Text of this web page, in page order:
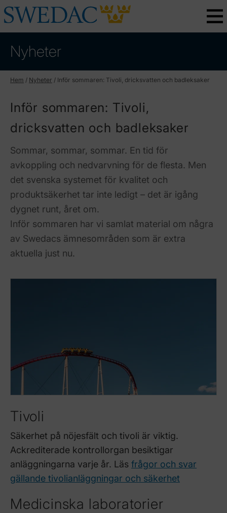
Nyheter
Hem / Nyheter / Inför sommaren: Tivoli, dricksvatten och badleksaker
Inför sommaren: Tivoli,
dricksvatten och badleksaker
Sommar, sommar, sommar. En tid för
avkoppling och nedvarvning för de flesta. Men
det svenska systemet för kvalitet och
produktsäkerhet tar inte ledigt – det är igång
dygnet runt, året om.
Inför sommaren har vi samlat material om några
av Swedacs ämnesområden som är extra
aktuella just nu.
Tivoli
Säkerhet på nöjesfält och tivoli är viktig.
Ackrediterade kontrollorgan besiktigar
anläggningarna varje år. Läs frågor och svar
gällande tivolianläggningar och säkerhet
Medicinska laboratorier